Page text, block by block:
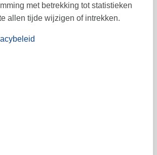
di wo
met betrekking tot statistieken
allen tijde wijzigen of intrekken.